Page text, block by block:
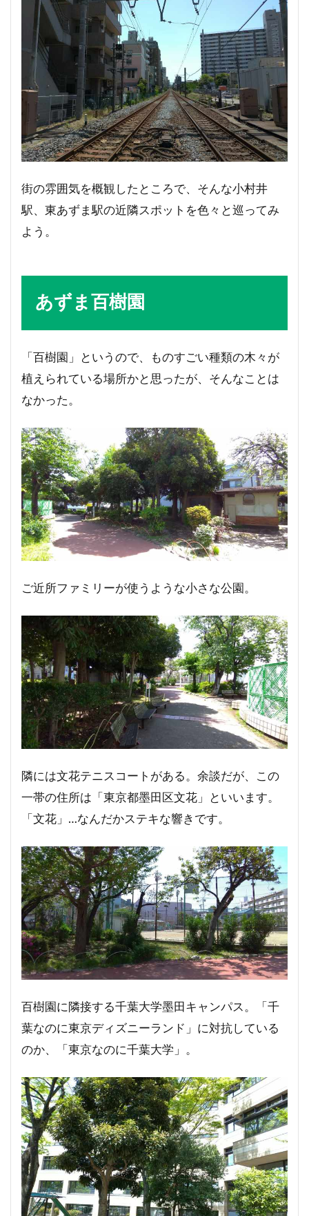
街の雰囲気を概観したところで、そんな小村井
駅、東あずま駅の近隣スポットを色々と巡ってみ
よう。
あずま百樹園
「百樹園」というので、ものすごい種類の木々が
植えられている場所かと思ったが、そんなことは
なかった。
ご近所ファミリーが使うような小さな公園。
隣には文花テニスコートがある。余談だが、この
一帯の住所は「東京都墨田区文花」といいます。
「文花」…なんだかステキな響きです。
百樹園に隣接する千葉大学墨田キャンパス。「千
葉なのに東京ディズニーランド」に対抗している
のか、「東京なのに千葉大学」。